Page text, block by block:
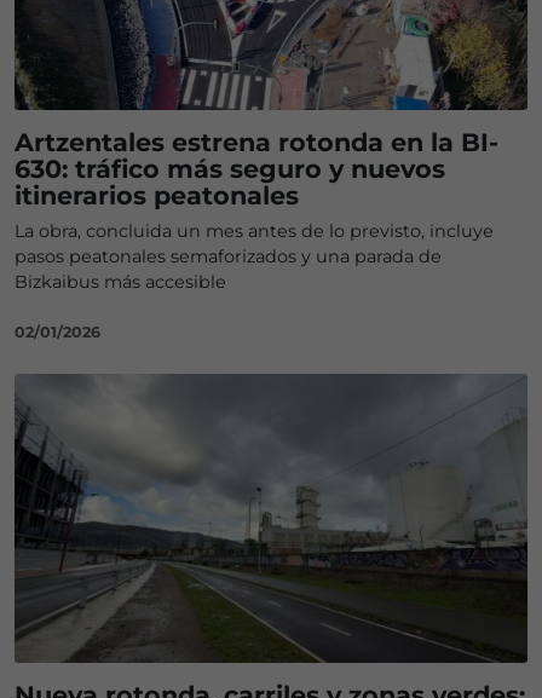
Artzentales estrena rotonda en la BI-
630: tráfico más seguro y nuevos
itinerarios peatonales
La obra, concluida un mes antes de lo previsto, incluye
pasos peatonales semaforizados y una parada de
Bizkaibus más accesible
02/01/2026